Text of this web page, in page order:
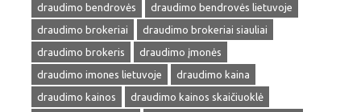
draudimo bendrovės
draudimo bendrovės lietuvoje
draudimo brokeriai
draudimo brokeriai siauliai
draudimo brokeris
draudimo įmonės
draudimo imones lietuvoje
draudimo kaina
draudimo kainos
draudimo kainos skaičiuoklė